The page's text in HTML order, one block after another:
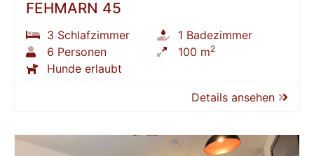
FEHMARN 45
3 Schlafzimmer
1 Badezimmer
6 Personen
100 m2
Hunde erlaubt
Details ansehen